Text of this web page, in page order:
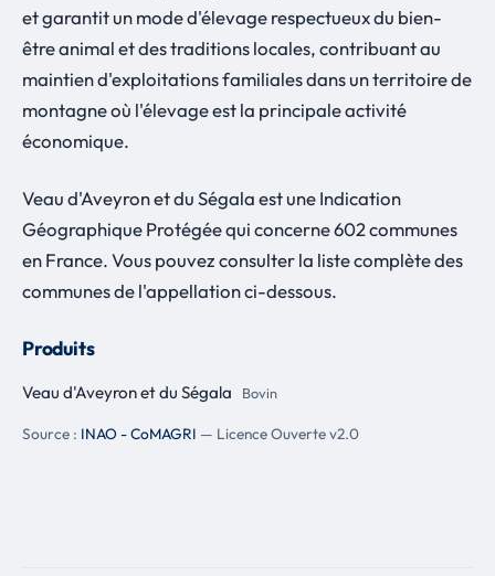
et garantit un mode d'élevage respectueux du bien-
être animal et des traditions locales, contribuant au
maintien d'exploitations familiales dans un territoire de
montagne où l'élevage est la principale activité
économique.
Veau d'Aveyron et du Ségala est une Indication
Géographique Protégée qui concerne 602 communes
en France. Vous pouvez consulter la liste complète des
communes de l'appellation ci-dessous.
Produits
Veau d'Aveyron et du Ségala Bovin
Source : INAO - CoMAGRI — Licence Ouverte v2.0